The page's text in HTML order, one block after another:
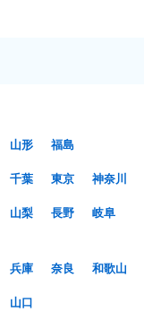
山形
福島
千葉 東京
神奈川
山梨 長野
岐阜
兵庫 奈良
和歌山
山口